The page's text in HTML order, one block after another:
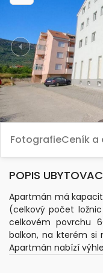
Previous
FotografieCeník
POPIS
Apartmán má
(celkový počet
celkovém povrchu
balkon, na kterém
Apartmán nabízí